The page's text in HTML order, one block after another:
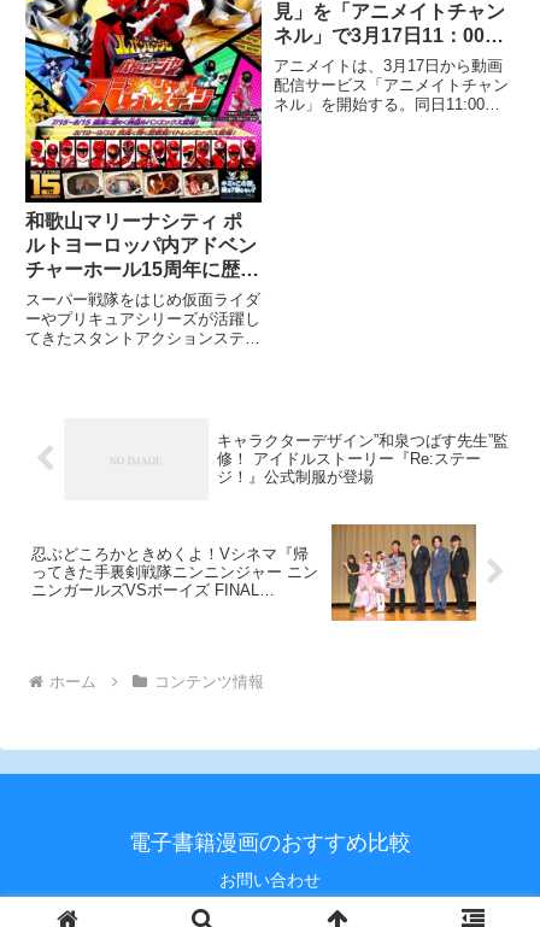
和歌山マリーナシティ ポ
ルトヨーロッパ内アドベン
チャーホール15周年に歴代
戦士集結!! ルパンエックス/
パトレンエックス参戦!!
「快盗戦隊ルパンレンジャ
スーパー戦隊をはじめ仮面ライダ
ーやプリキュアシリーズが活躍し
てきたスタントアクションステー
見」を「アニメイトチャン
ネル」で3月17日11：00か
ら生配信！
アニメイトは、3月17日から動画
配信サービス「アニメイトチャン
ネル」を開始する。同日11:00か
キャラクターデザイン”和泉つばす先生”監
修！ アイドルストーリー『Re:ステー
ジ！』公式制服が登場
忍ぶどころかときめくよ！Vシネマ『帰
ってきた手裏剣戦隊ニンニンジャー ニン
ニンガールズVSボーイズ FINAL
ホーム コンテンツ情報
電子書籍漫画のおすすめ比較
お問い合わせ
© 2020 電子書籍漫画のおすすめ比較.